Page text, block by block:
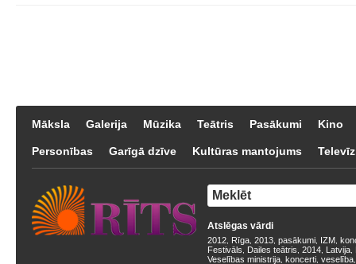
Māksla Galerija Mūzika Teātris Pasākumi Kino
Personības Garīgā dzīve Kultūras mantojums
Atslēgas vārdi
2012 Rīga 2013 pasākumi IZM
Festivāls
Dailes teātris 2014 Latvija
Veselības ministrija koncerti veselība